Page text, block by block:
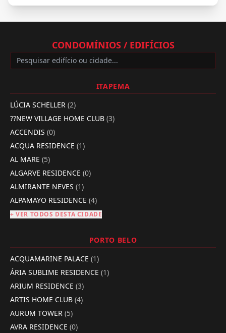
CONDOMÍNIOS / EDIFÍCIOS
ITAPEMA
LÚCIA SCHELLER (2)
??NEW VILLAGE HOME CLUB (3)
ACCENDIS (0)
ACQUA RESIDENCE (1)
AL MARE (5)
ALGARVE RESIDENCE (0)
ALMIRANTE NEVES (1)
ALPAMAYO RESIDENCE (4)
+ VER TODOS DESTA CIDADE
PORTO BELO
ACQUAMARINE PALACE (1)
ÁRIA SUBLIME RESIDENCE (1)
ARIUM RESIDENCE (3)
ARTIS HOME CLUB (4)
AURUM TOWER (5)
AVRA RESIDENCE (0)